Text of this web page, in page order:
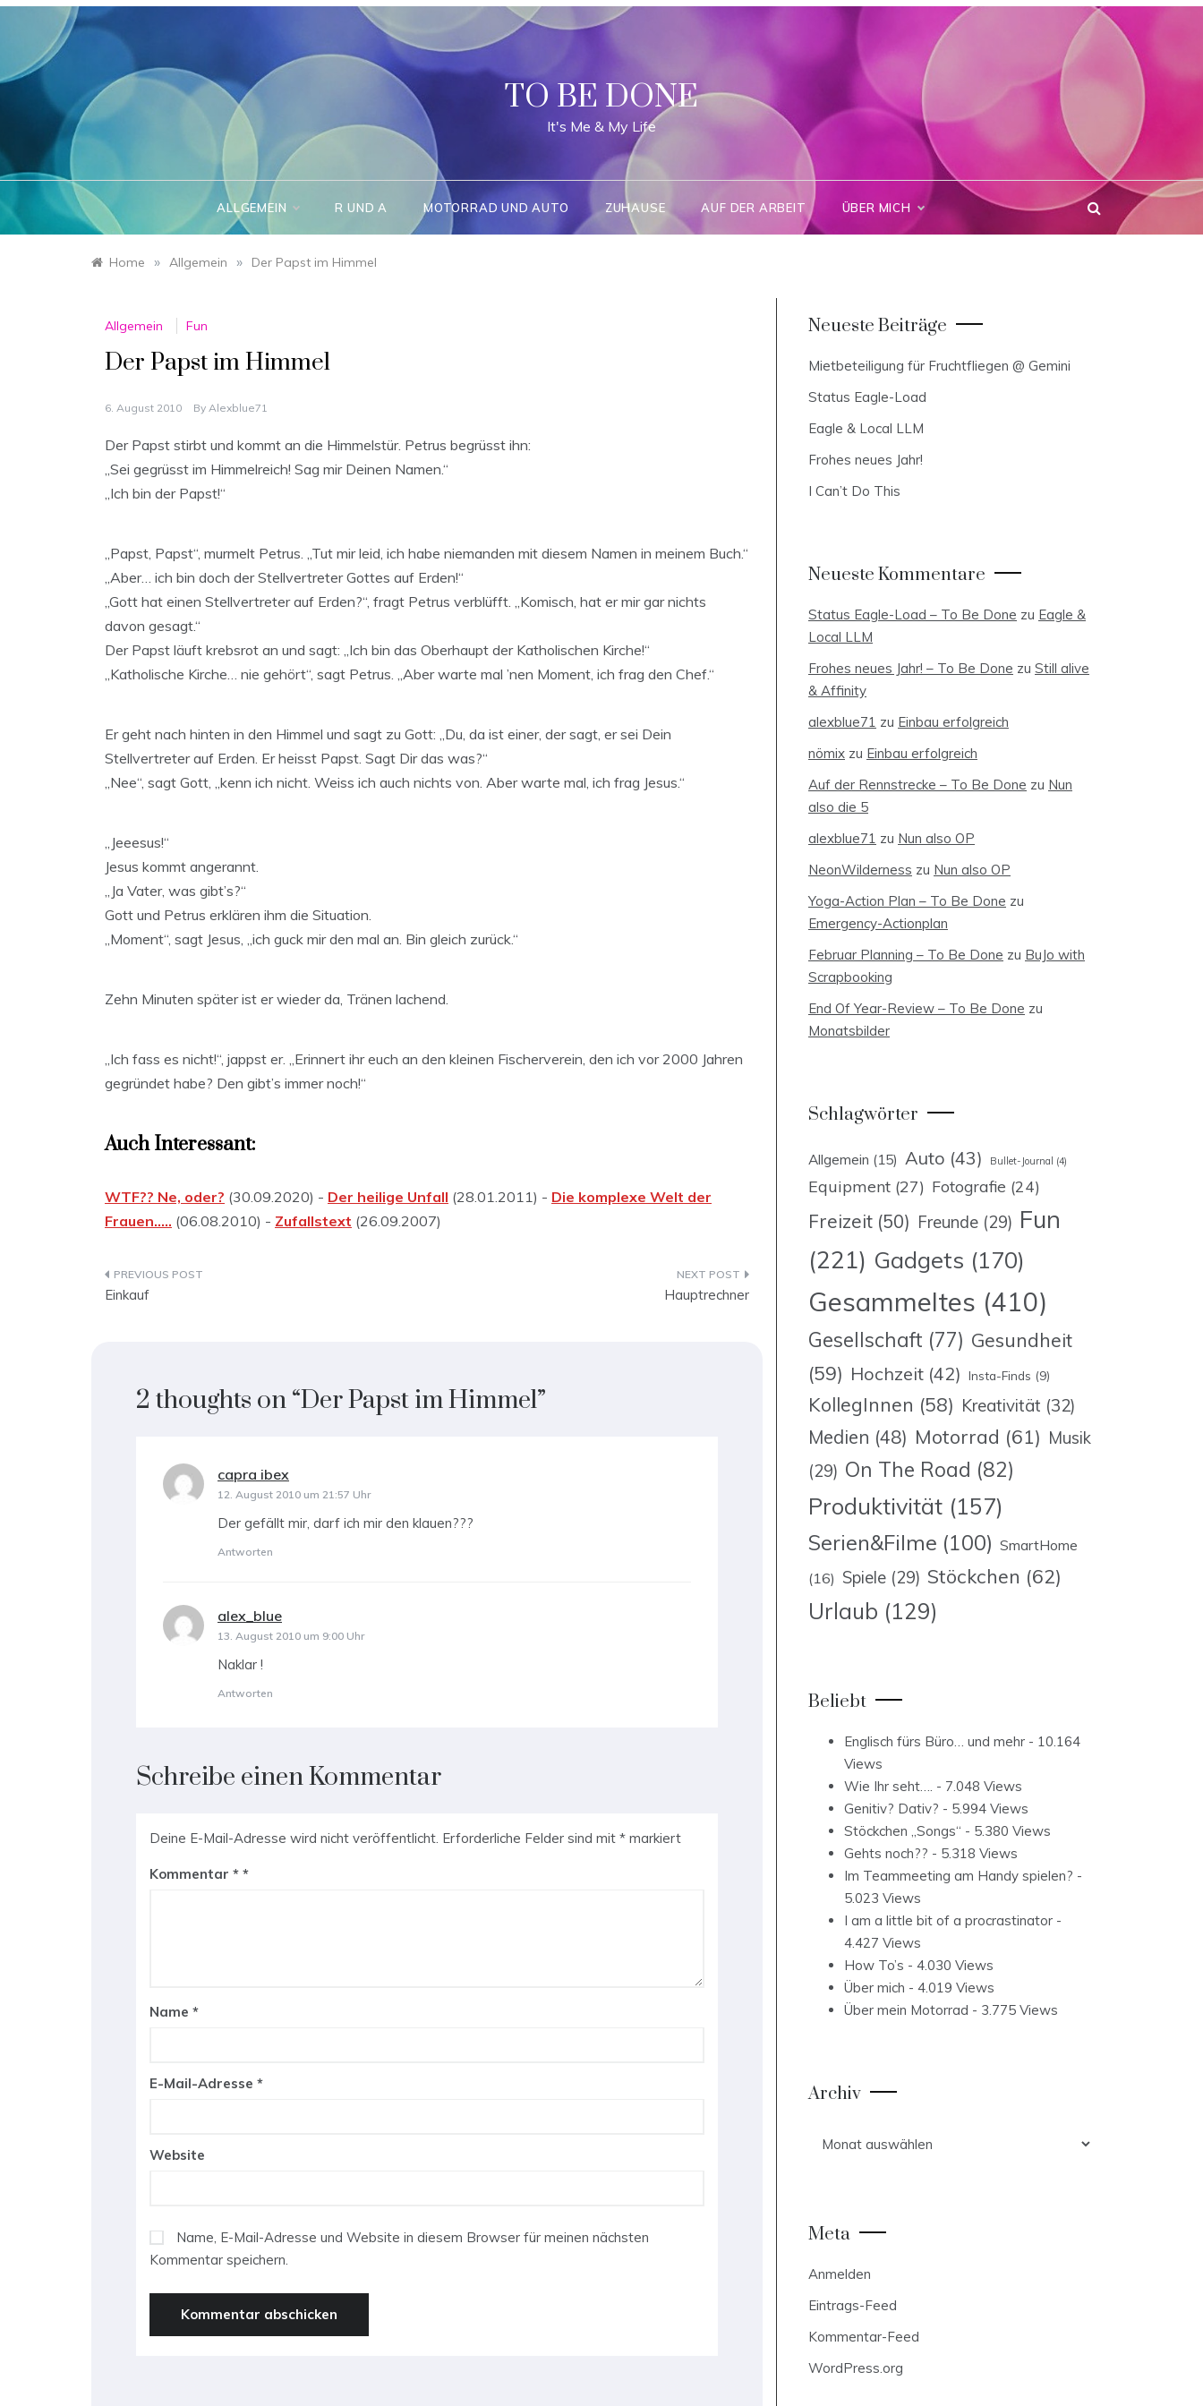
Skip
TO BE DONE
It's Me & My Life
ALLGEMEIN R UND A MOTORRAD UND AUTO ZUHAUSE AUF DER ARBEIT ÜBER MICH
Home » Allgemein » Der Papst im Himmel
Allgemein Fun
Der Papst im Himmel
6. August 2010 By Alexblue71
Der Papst stirbt und kommt an die Himmelstür. Petrus begrüsst ihn:
„Sei gegrüsst im Himmelreich! Sag mir Deinen Namen.“
„Ich bin der Papst!“
„Papst, Papst“, murmelt Petrus. „Tut mir leid, ich habe niemanden mit diesem Namen in meinem Buch.“
„Aber… ich bin doch der Stellvertreter Gottes auf Erden!“
„Gott hat einen Stellvertreter auf Erden?“, fragt Petrus verblüfft. „Komisch, hat er mir gar nichts
davon gesagt.“
Der Papst läuft krebsrot an und sagt: „Ich bin das Oberhaupt der Katholischen Kirche!“
„Katholische Kirche… nie gehört“, sagt Petrus. „Aber warte mal ’nen Moment, ich frag den Chef.“
Er geht nach hinten in den Himmel und sagt zu Gott: „Du, da ist einer, der sagt, er sei Dein
Stellvertreter auf Erden. Er heisst Papst. Sagt Dir das was?“
„Nee“, sagt Gott, „kenn ich nicht. Weiss ich auch nichts von. Aber warte mal, ich frag Jesus.“
„Jeeesus!“
Jesus kommt angerannt.
„Ja Vater, was gibt’s?“
Gott und Petrus erklären ihm die Situation.
„Moment“, sagt Jesus, „ich guck mir den mal an. Bin gleich zurück.“
Zehn Minuten später ist er wieder da, Tränen lachend.
„Ich fass es nicht!“, jappst er. „Erinnert ihr euch an den kleinen Fischerverein, den ich vor 2000 Jahren
gegründet habe? Den gibt’s immer noch!“
Auch Interessant:
WTF?? Ne, oder? (30.09.2020) - Der heilige Unfall (28.01.2011) - Die komplexe Welt der
Frauen….. (06.08.2010) - Zufallstext (26.09.2007)
Beitragsnavigation
Einkauf Hauptrechner
2 thoughts on “Der Papst im Himmel”
capra ibex
12. August 2010 um 21:57 Uhr
Der gefällt mir, darf ich mir den klauen???
Antworten
alex_blue
13. August 2010 um 9:00 Uhr
Naklar !
Antworten
Schreibe einen Kommentar
Deine E-Mail-Adresse wird nicht veröffentlicht. Erforderliche Felder sind mit * markiert
Kommentar *
Name *
E-Mail-Adresse *
Website
Name, E-Mail-Adresse und Website in diesem Browser für meinen nächsten
Kommentar speichern.
Neueste Beiträge
Mietbeteiligung für Fruchtfliegen @ Gemini
Status Eagle-Load
Eagle & Local LLM
Frohes neues Jahr!
I Can’t Do This
Neueste Kommentare
Status Eagle-Load – To Be Done zu Eagle &
Local LLM
Frohes neues Jahr! – To Be Done zu Still alive
& Affinity
alexblue71 zu Einbau erfolgreich
nömix zu Einbau erfolgreich
Auf der Rennstrecke – To Be Done zu Nun
also die 5
alexblue71 zu Nun also OP
NeonWilderness zu Nun also OP
Yoga-Action Plan – To Be Done zu
Emergency-Actionplan
Februar Planning – To Be Done zu BuJo with
Scrapbooking
End Of Year-Review – To Be Done zu
Monatsbilder
Schlagwörter
Allgemein (15) Auto (43) Bullet-Journal (4)
Equipment (27) Fotografie (24)
Freizeit (50) Freunde (29) Fun
(221) Gadgets (170)
Gesammeltes (410)
Gesellschaft (77) Gesundheit
(59) Hochzeit (42) Insta-Finds (9)
KollegInnen (58) Kreativität (32)
Medien (48) Motorrad (61) Musik
(29) On The Road (82)
Produktivität (157)
Serien&Filme (100) SmartHome
(16) Spiele (29) Stöckchen (62)
Urlaub (129)
Beliebt
Englisch fürs Büro… und mehr - 10.164
Views
Wie Ihr seht…. - 7.048 Views
Genitiv? Dativ? - 5.994 Views
Stöckchen „Songs“ - 5.380 Views
Gehts noch?? - 5.318 Views
Im Teammeeting am Handy spielen? -
5.023 Views
I am a little bit of a procrastinator -
4.427 Views
How To’s - 4.030 Views
Über mich - 4.019 Views
Über mein Motorrad - 3.775 Views
Archiv
Meta
Anmelden
Eintrags-Feed
Kommentar-Feed
WordPress.org